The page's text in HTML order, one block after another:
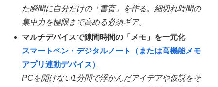
た瞬間に自分だけの「書斎」を作る。細切れ時間の
集中力を極限まで高める必須ギア。
マルチデバイスで隙間時間の「メモ」を一元化
スマートペン・デジタルノート（または高機能メモ
アプリ連動デバイス）
PCを開けない1分間で浮かんだアイデアや仮説をそ